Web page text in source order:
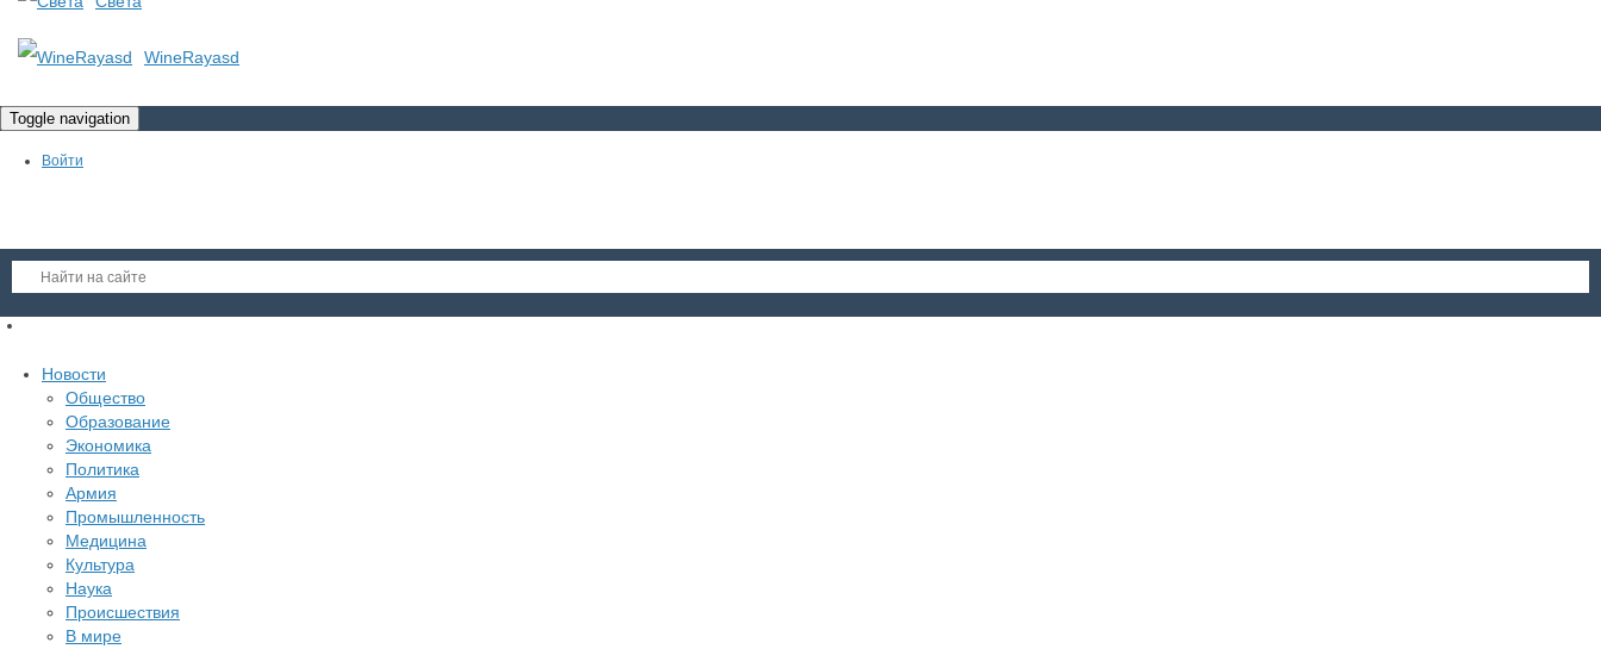
WineRayasd
Toggle navigation
Войти
Гость
Войти
Регистрация
Новости
Общество
Образование
Экономика
Политика
Армия
Промышленность
Медицина
Культура
Наука
Происшествия
В мире